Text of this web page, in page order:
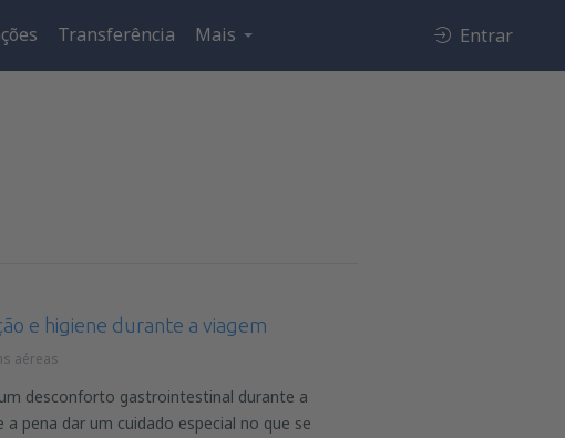
Transferência Mais Entrar
e higiene durante a viagem
aéreas
desconforto gastrointestinal durante a
a pena dar um cuidado especial no que se